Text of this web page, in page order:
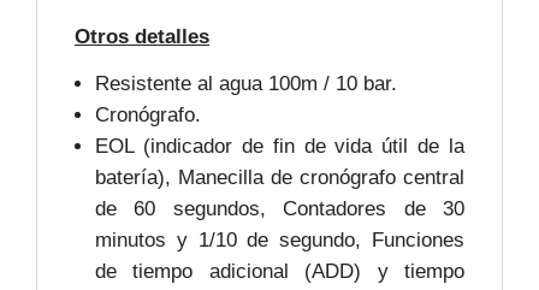
Otros detalles
Resistente al agua 100m / 10 bar.
Cronógrafo.
EOL (indicador de fin de vida útil de la
batería), Manecilla de cronógrafo central
de 60 segundos, Contadores de 30
minutos y 1/10 de segundo, Funciones
de tiempo adicional (ADD) y tiempo